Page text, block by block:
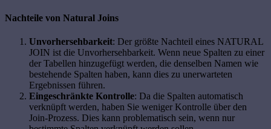
Nachteile von Natural Joins
Unvorhersehbarkeit: Der größte Nachteil eines NATURAL
JOIN ist die Unvorhersehbarkeit. Wenn neue Spalten zu einer
der Tabellen hinzugefügt werden, die denselben Namen wie
bestehende Spalten haben, kann dies zu unerwarteten
Ergebnissen führen.
Eingeschränkte Kontrolle: Da die Spalten automatisch
verknüpft werden, haben Sie weniger Kontrolle über den
Join-Prozess. Dies kann problematisch sein, wenn nur